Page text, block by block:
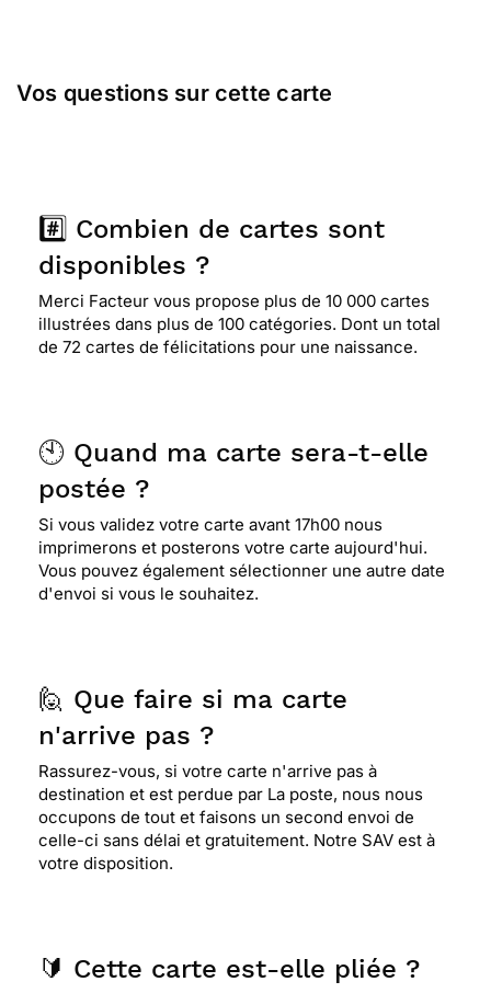
Vos questions sur cette carte
#️⃣ Combien de cartes sont
disponibles ?
Merci Facteur vous propose plus de 10 000 cartes
illustrées dans plus de 100 catégories. Dont un total
de 72 cartes de félicitations pour une naissance.
🕙 Quand ma carte sera-t-elle
postée ?
Si vous validez votre carte avant 17h00 nous
imprimerons et posterons votre carte aujourd'hui.
Vous pouvez également sélectionner une autre date
d'envoi si vous le souhaitez.
🙋 Que faire si ma carte
n'arrive pas ?
Rassurez-vous, si votre carte n'arrive pas à
destination et est perdue par La poste, nous nous
occupons de tout et faisons un second envoi de
celle-ci sans délai et gratuitement. Notre SAV est à
votre disposition.
🔰 Cette carte est-elle pliée ?